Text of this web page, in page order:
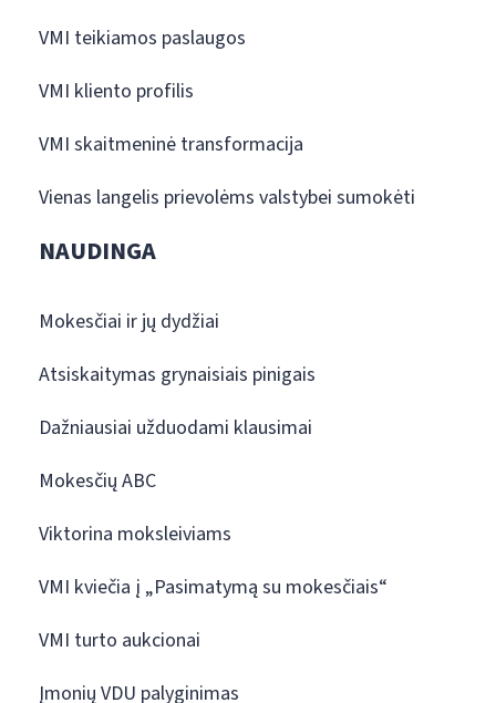
VMI teikiamos paslaugos
VMI kliento profilis
VMI skaitmeninė transformacija
Vienas langelis prievolėms valstybei sumokėti
NAUDINGA
Mokesčiai ir jų dydžiai
Atsiskaitymas grynaisiais pinigais
Dažniausiai užduodami klausimai
Mokesčių ABC
Viktorina moksleiviams
VMI kviečia į „Pasimatymą su mokesčiais“
VMI turto aukcionai
Įmonių VDU palyginimas